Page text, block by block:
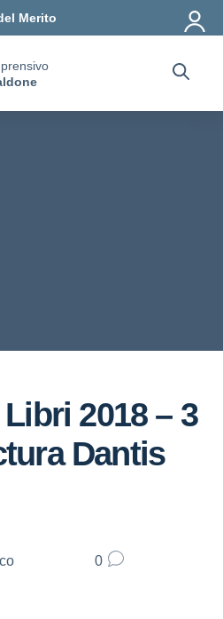
Merito
2018 – 3
Dantis
0